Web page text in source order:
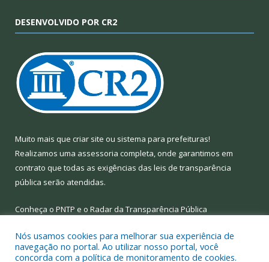
DESENVOLVIDO POR CR2
Muito mais que criar site ou sistema para prefeituras!
Realizamos uma assessoria completa, onde garantimos em
contrato que todas as exigências das leis de transparência
pública serão atendidas.
Conheça o PNTP e o Radar da Transparência Pública
Nós usamos cookies para melhorar sua experiência de
navegação no portal. Ao utilizar nosso portal, você
concorda com a política de monitoramento de cookies.